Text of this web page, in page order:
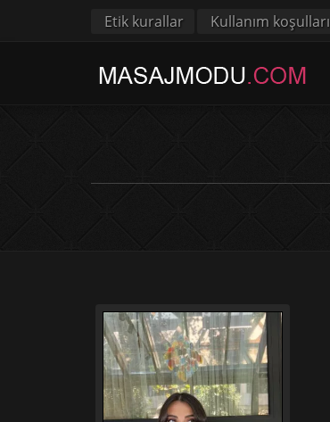
Etik kurallar Kullanım koşulları